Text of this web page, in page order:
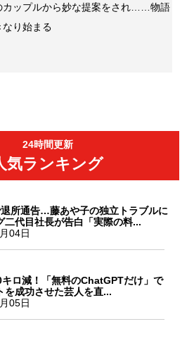
カップルから妙な提案をされ……物語
り始まる
24時間更新
気ランキング
所通告…藤あや子の独立トラブルに
二代目社長が告白「実際の料...
04日
ロ減！「無料のChatGPTだけ」で
を成功させた芸人を直...
05日